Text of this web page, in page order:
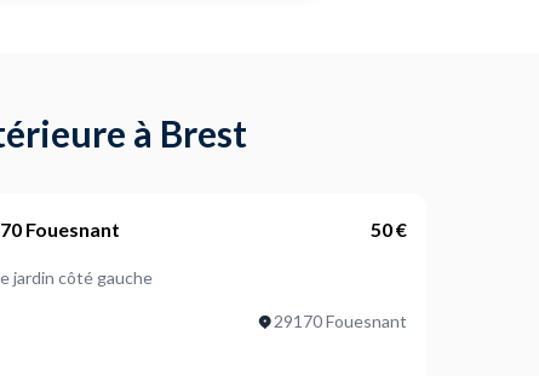
à Brest
Fouesnant 50 €
battante abri de jardin côté gauche
29170 Fouesnant